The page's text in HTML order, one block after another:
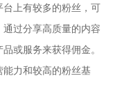
上有较多的粉丝，可
过分享高质量的内容
或服务来获得佣金。
力和较高的粉丝基